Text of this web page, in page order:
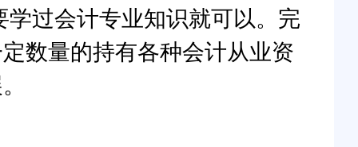
过会计专业知识就可以。完
数量的持有各种会计从业资